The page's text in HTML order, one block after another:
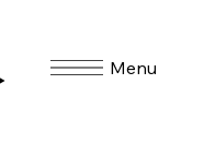
Menu